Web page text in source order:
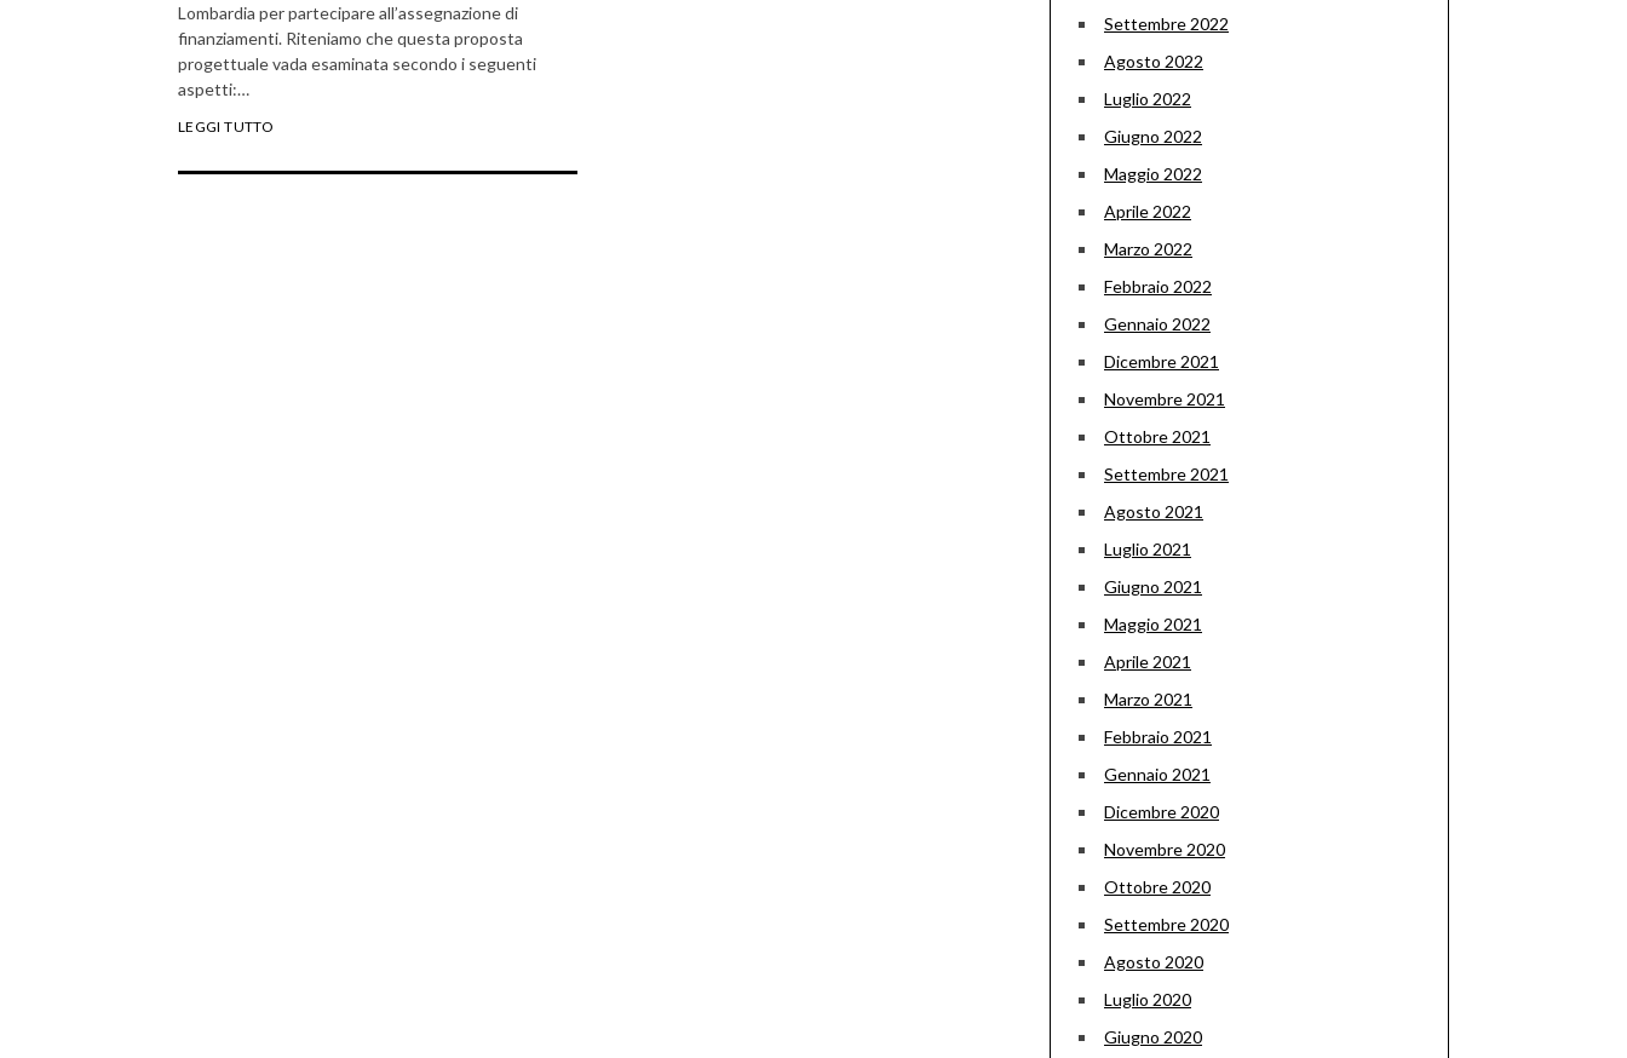
Lombardia per partecipare all’assegnazione di
finanziamenti. Riteniamo che questa proposta
progettuale vada esaminata secondo i seguenti
aspetti:…
LEGGI TUTTO
Settembre 2022
Agosto 2022
Luglio 2022
Giugno 2022
Maggio 2022
Aprile 2022
Marzo 2022
Febbraio 2022
Gennaio 2022
Dicembre 2021
Novembre 2021
Ottobre 2021
Settembre 2021
Agosto 2021
Luglio 2021
Giugno 2021
Maggio 2021
Aprile 2021
Marzo 2021
Febbraio 2021
Gennaio 2021
Dicembre 2020
Novembre 2020
Ottobre 2020
Settembre 2020
Agosto 2020
Luglio 2020
Giugno 2020